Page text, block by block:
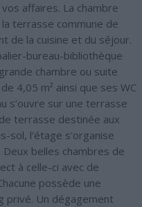
affaires. La chambre
terrasse commune de
de la cuisine et du séjour.
bureau-bibliothèque
chambre ou suite
4,05 m² ainsi que ses WC
s’ouvre sur une terrasse
terrasse destinée aux
sol, l’étage s’organise
belles chambres de
à celle-ci avec de
possède une
privé. Un dégagement